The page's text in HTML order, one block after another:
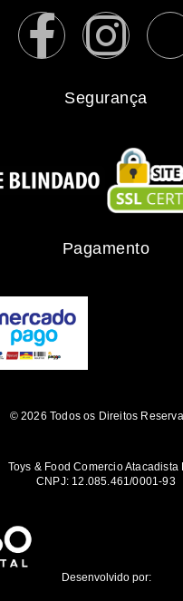
Segurança
Pagamento
© 2026 Todos os Direitos
Toys & Food Comercio Atacadista
CNPJ: 12.085.461/0001-93
Desenvolvido por: